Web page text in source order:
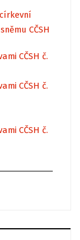
CČSH
CČSH č.
CČSH č.
CČSH č.